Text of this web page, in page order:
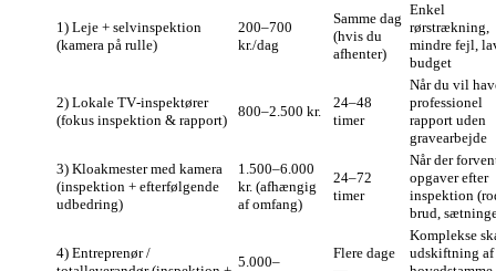
1) Leje + selvinspektion
(kamera på rulle)
200–700
kr./dag
Samme dag
(hvis du
afhenter)
Enkel
rørstrækning,
mindre fejl,
budget
2) Lokale TV‑inspektører
(fokus inspektion & rapport)
800–2.500 kr.
24–48
timer
Når du vil
professionel
rapport uden
gravearbejde
3) Kloakmester med kamera
(inspektion + efterfølgende
udbedring)
1.500–6.000
kr. (afhængig
af omfang)
24–72
timer
Når der
opgaver efter
inspektion
brud,
4) Entreprenør /
5.000–
Flere dage
Komplekse
udskiftning af